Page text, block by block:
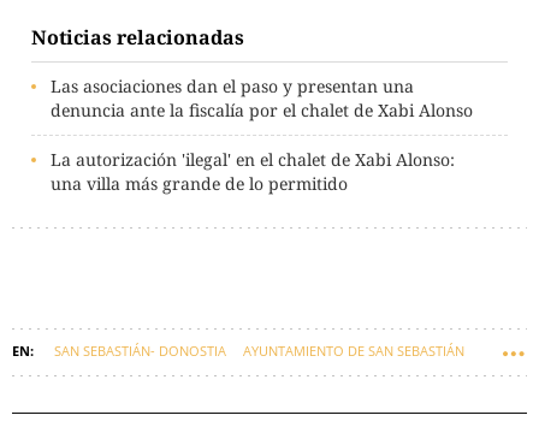
Noticias relacionadas
Las asociaciones dan el paso y presentan una
denuncia ante la fiscalía por el chalet de Xabi Alonso
La autorización 'ilegal' en el chalet de Xabi Alonso:
una villa más grande de lo permitido
SAN SEBASTIÁN- DONOSTIA AYUNTAMIENTO DE SAN SEBASTIÁN